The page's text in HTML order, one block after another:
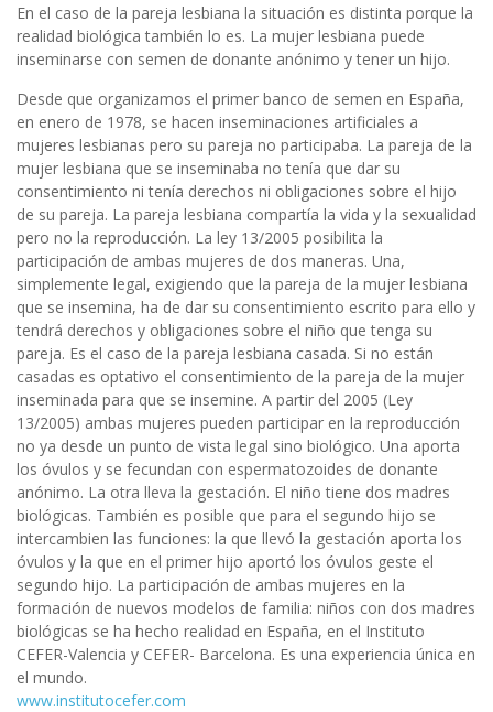
En el caso de la pareja lesbiana la situación es distinta porque la
realidad biológica también lo es. La mujer lesbiana puede
inseminarse con semen de donante anónimo y tener un hijo.
Desde que organizamos el primer banco de semen en España,
en enero de 1978, se hacen inseminaciones artificiales a
mujeres lesbianas pero su pareja no participaba. La pareja de la
mujer lesbiana que se inseminaba no tenía que dar su
consentimiento ni tenía derechos ni obligaciones sobre el hijo
de su pareja. La pareja lesbiana compartía la vida y la sexualidad
pero no la reproducción. La ley 13/2005 posibilita la
participación de ambas mujeres de dos maneras. Una,
simplemente legal, exigiendo que la pareja de la mujer lesbiana
que se insemina, ha de dar su consentimiento escrito para ello y
tendrá derechos y obligaciones sobre el niño que tenga su
pareja. Es el caso de la pareja lesbiana casada. Si no están
casadas es optativo el consentimiento de la pareja de la mujer
inseminada para que se insemine. A partir del 2005 (Ley
13/2005) ambas mujeres pueden participar en la reproducción
no ya desde un punto de vista legal sino biológico. Una aporta
los óvulos y se fecundan con espermatozoides de donante
anónimo. La otra lleva la gestación. El niño tiene dos madres
biológicas. También es posible que para el segundo hijo se
intercambien las funciones: la que llevó la gestación aporta los
óvulos y la que en el primer hijo aportó los óvulos geste el
segundo hijo. La participación de ambas mujeres en la
formación de nuevos modelos de familia: niños con dos madres
biológicas se ha hecho realidad en España, en el Instituto
CEFER-Valencia y CEFER- Barcelona. Es una experiencia única en
el mundo.
www.institutocefer.com